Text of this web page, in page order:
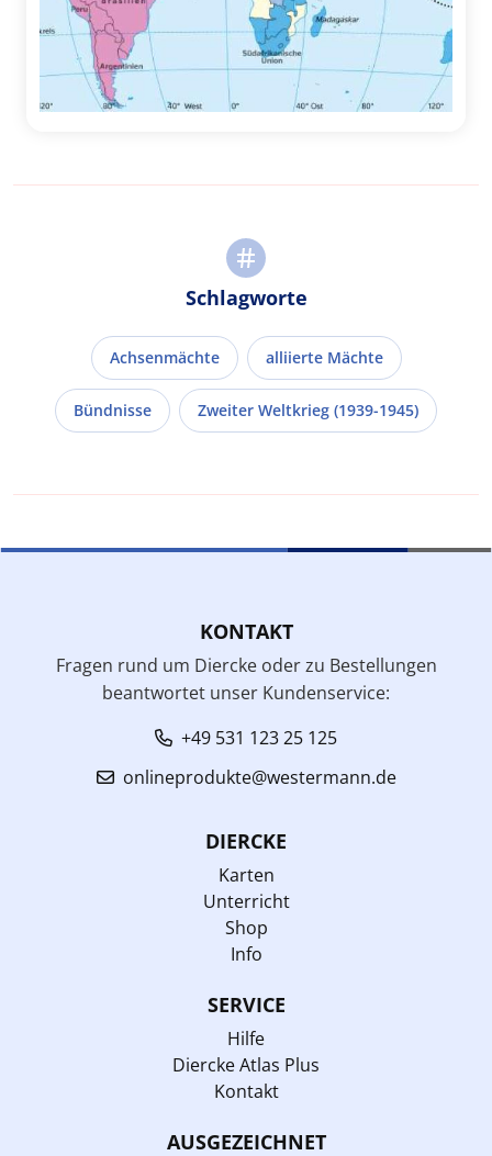
Schlagworte
Achsenmächte alliierte Mächte
Bündnisse Zweiter Weltkrieg (1939-1945)
KONTAKT
Fragen rund um Diercke oder zu Bestellungen
beantwortet unser Kundenservice:
+49 531 123 25 125
onlineprodukte@westermann.de
DIERCKE
Karten
Unterricht
Shop
Info
SERVICE
Hilfe
Diercke Atlas Plus
Kontakt
AUSGEZEICHNET